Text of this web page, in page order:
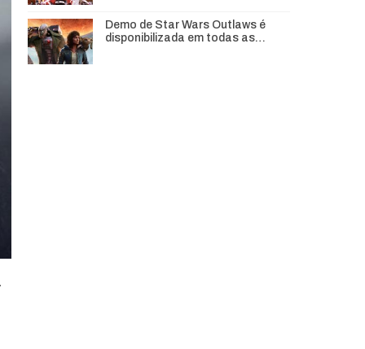
Demo de Star Wars Outlaws é
disponibilizada em todas as…